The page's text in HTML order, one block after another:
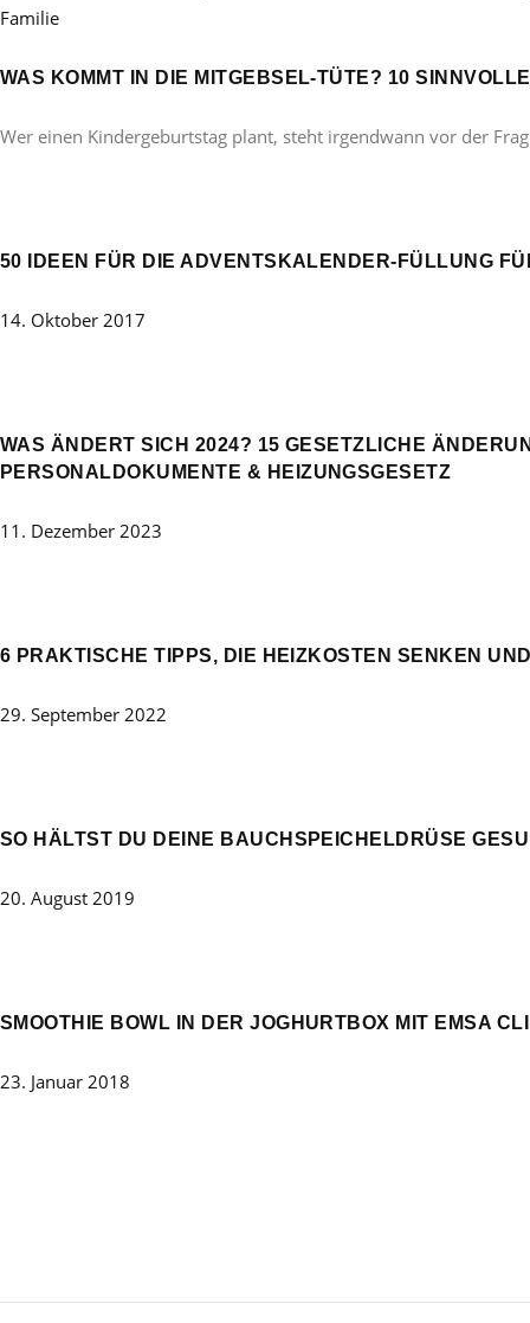
Familie
WAS KOMMT IN DIE MITGEBSEL-TÜTE? 10
Wer einen Kindergeburtstag plant, steht irgendwann vor der
50 IDEEN FÜR DIE ADVENTSKALENDER-FÜLLUNG
14. Oktober 2017
WAS ÄNDERT SICH 2024? 15 GESETZLICHE
PERSONALDOKUMENTE & HEIZUNGSGESETZ
11. Dezember 2023
6 PRAKTISCHE TIPPS, DIE HEIZKOSTEN SENKEN
29. September 2022
SO HÄLTST DU DEINE BAUCHSPEICHELDRÜSE
20. August 2019
SMOOTHIE BOWL IN DER JOGHURTBOX MIT EMSA
23. Januar 2018